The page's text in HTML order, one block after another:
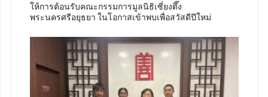
ให้การต้อนรับคณะกรรมการมูลนิธิเซี่ยงตึ๊ง
พระนครศรีอยุธยา ในโอกาสเข้าพบเพื่อสวัสดีปีใหม่